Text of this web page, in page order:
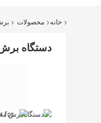
خانه محصولات
دستگاه